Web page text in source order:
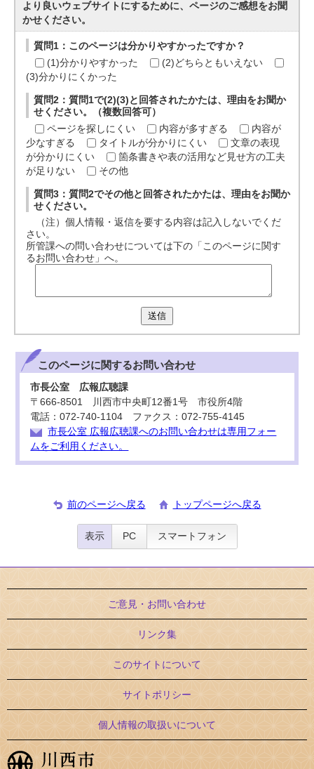
より良いウェブサイトにするために、ページのご感想をお聞
かせください。
質問1：このページは分かりやすかったですか？
(1)分かりやすかった
(2)どちらともいえない
(3)分かりにくかった
質問2：質問1で(2)(3)と回答されたかたは、理由をお聞か
せください。（複数回答可）
ページを探しにくい
内容が多すぎる
内容が
少なすぎる
タイトルが分かりにくい
文章の表現
が分かりにくい
箇条書きや表の活用など見せ方の工夫
が足りない
その他
質問3：質問2でその他と回答されたかたは、理由をお聞か
せください。
（注）個人情報・返信を要する内容は記入しないでくだ
さい。
所管課への問い合わせについては下の「このページに関す
るお問い合わせ」へ。
送信
このページに関するお問い合わせ
市長公室 広報広聴課
〒666-8501 川西市中央町12番1号 市役所4階
電話：072-740-1104 ファクス：072-755-4145
市長公室 広報広聴課へのお問い合わせは専用フォー
ムをご利用ください。
前のページへ戻る トップページへ戻る
表示 PC スマートフォン
ご意見・お問い合わせ
リンク集
このサイトについて
サイトポリシー
個人情報の取扱いについて